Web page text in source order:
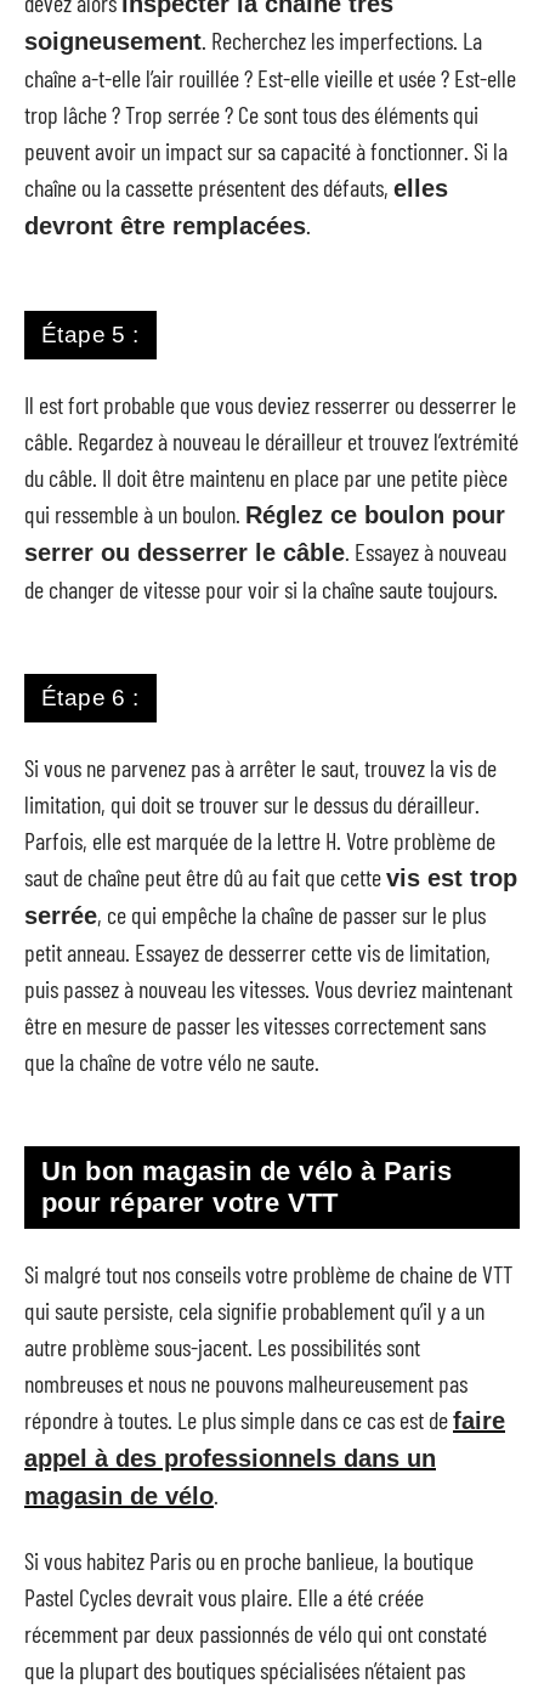
soigneusement. Recherchez les imperfections. La
chaîne a-t-elle l’air rouillée ? Est-elle vieille et usée ? Est-elle
trop lâche ? Trop serrée ? Ce sont tous des éléments qui
peuvent avoir un impact sur sa capacité à fonctionner. Si la
chaîne ou la cassette présentent des défauts, elles
devront être remplacées.
Étape 5 :
Il est fort probable que vous deviez resserrer ou desserrer le
câble. Regardez à nouveau le dérailleur et trouvez l’extrémité
du câble. Il doit être maintenu en place par une petite pièce
qui ressemble à un boulon. Réglez ce boulon pour
serrer ou desserrer le câble. Essayez à nouveau
de changer de vitesse pour voir si la chaîne saute toujours.
Étape 6 :
Si vous ne parvenez pas à arrêter le saut, trouvez la vis de
limitation, qui doit se trouver sur le dessus du dérailleur.
Parfois, elle est marquée de la lettre H. Votre problème de
saut de chaîne peut être dû au fait que cettevis est trop
serrée, ce qui empêche la chaîne de passer sur le plus
petit anneau. Essayez de desserrer cette vis de limitation,
puis passez à nouveau les vitesses. Vous devriez maintenant
être en mesure de passer les vitesses correctement sans
que la chaîne de votre vélo ne saute.
Un bon magasin de vélo à Paris
pour réparer votre VTT
Si malgré tout nos conseils votre problème de chaine de VTT
qui saute persiste, cela signifie probablement qu’il y a un
autre problème sous-jacent. Les possibilités sont
nombreuses et nous ne pouvons malheureusement pas
répondre à toutes. Le plus simple dans ce cas est defaire
appel à des professionnels dans un
magasin de vélo.
Si vous habitez Paris ou en proche banlieue, la boutique
Pastel Cycles devrait vous plaire. Elle a été créée
récemment par deux passionnés de vélo qui ont constaté
que la plupart des boutiques spécialisées n’étaient pas